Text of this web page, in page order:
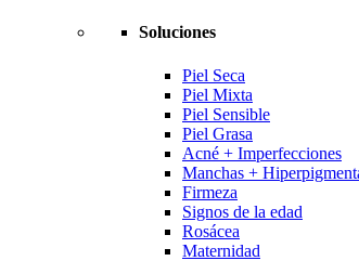
Soluciones
Piel Seca
Piel Mixta
Piel Sensible
Piel Grasa
Acné + Imperfecciones
Manchas +
Firmeza
Signos de la edad
Rosácea
Maternidad